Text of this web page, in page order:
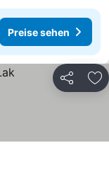
Preise sehen
Teilen